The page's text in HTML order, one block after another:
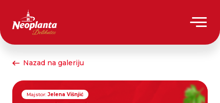
Nazad na galeriju
Majstor: Jelena Višnjić